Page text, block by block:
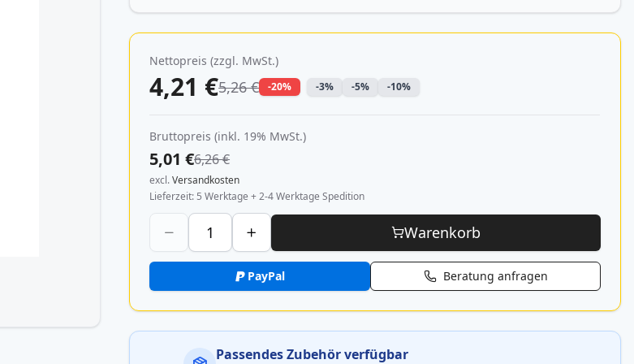
Nettopreis (zzgl. MwSt.)
4,21 €5,26 € -20% -3% -5% -10%
Bruttopreis (inkl. 19% MwSt.)
5,01 €6,26 €
excl.Versandkosten
Lieferzeit 5 Werktage + 2-4 Werktage Spedition
Warenkorb
PayPal Beratung anfragen
Passendes Zubehör verfügbar